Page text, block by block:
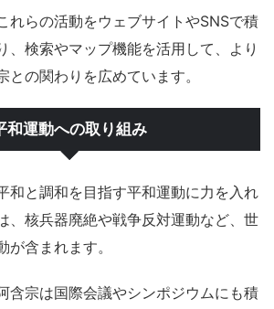
れらの活動をウェブサイトやSNSで積
、検索やマップ機能を活用して、より
との関わりを広めています。
和運動への取り組み
和と調和を目指す平和運動に力を入れ
、核兵器廃絶や戦争反対運動など、世
含まれます。
含宗は国際会議やシンポジウムにも積